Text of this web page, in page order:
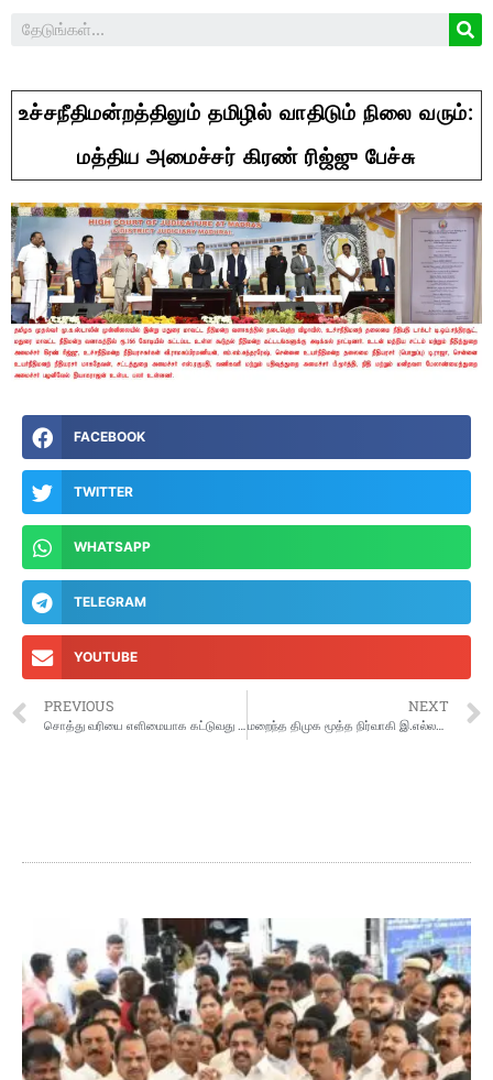
உச்சநீதிமன்றத்திலும் தமிழில் வாதிடும் நிலை வரும்:
மத்திய அமைச்சர் கிரண் ரிஜ்ஜு பேச்சு
FACEBOOK
TWITTER
WHATSAPP
TELEGRAM
YOUTUBE
PREVIOUS
சொத்து வரியை எளிமையாக கட்டுவது எப்படி?: சென்னை மாநகராட்சி அறிவிப்பு
NEXT
மறைந்த திமுக மூத்த நிர்வாகி இ.எல்லப்பன் 3ம் ஆண்டு நினைவு நாள்: கருணை இல்லத்தில் அன்னதானம்